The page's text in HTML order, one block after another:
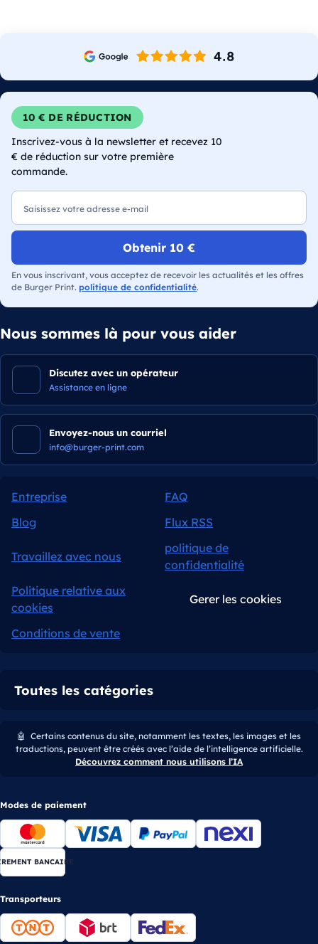
10 € DE RÉDUCTION
Inscrivez-vous à la newsletter et recevez 10
€ de réduction sur votre première
commande.
E-mail
Obtenir 10 €
En vous inscrivant, vous acceptez de recevoir les actualités et les offres
de Burger Print. politique de confidentialité.
Nous sommes là pour vous aider
Discutez avec un opérateur
Assistance en ligne
Envoyez-nous un courriel
info@burger-print.com
Entreprise
FAQ
Blog
Flux RSS
Travaillez avec nous
politique de
confidentialité
Politique relative aux
cookies
Gerer les cookies
Conditions de vente
Toutes les catégories
🤖 Certains contenus du site, notamment les textes, les images et les
traductions, peuvent être créés avec l’aide de l’intelligence artificielle.
Découvrez comment nous utilisons l’IA
Modes de paiement
BANCAIRE
Transporteurs